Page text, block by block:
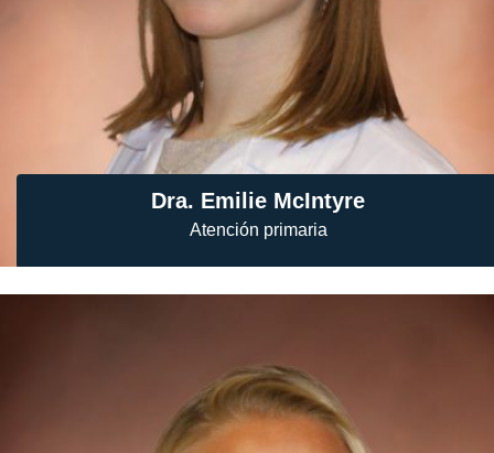
Dra. Emilie McIntyre
Atención primaria